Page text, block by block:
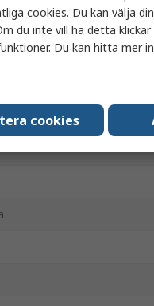
nätaggregat
cookies. Du kan välja
du inte vill ha detta klickar
Du kan hitta mer
cookies